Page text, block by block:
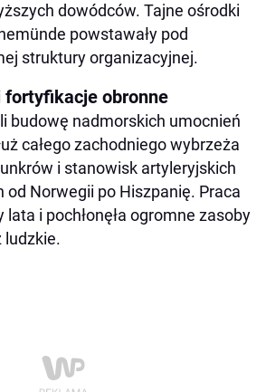
dowódców. Tajne ośrodki
powstawały pod
struktury organizacyjnej.
fortyfikacje obronne
budowę nadmorskich umocnień
całego zachodniego wybrzeża
i stanowisk artyleryjskich
od Norwegii po Hiszpanię. Praca
lata i pochłonęła ogromne zasoby
ludzkie.